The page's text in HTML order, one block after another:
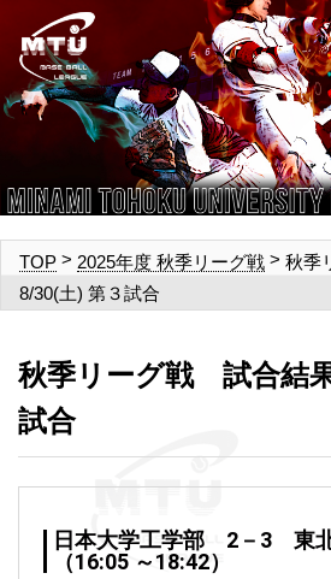
TOP > 2025年度 秋季リーグ戦 > 秋季
8/30(土) 第３試合
秋季リーグ戦 試合結
試合
日本大学工学部 2－3 東
（16:05 ～18:42）